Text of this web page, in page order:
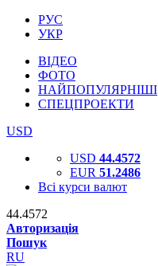
РУС
УКР
ВІДЕО
ФОТО
НАЙПОПУЛЯРНІШІ
СПЕЦПРОЕКТИ
USD
USD 44.4572
EUR 51.2486
Всі курси валют
44.4572
Авторизація
Пошук
RU